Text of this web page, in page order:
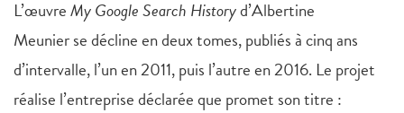
L’œuvreMy Google Search Historyd’Albertine
Meunier se décline en deux tomes, publiés à cinq ans
d’intervalle, l’un en 2011, puis l’autre en 2016. Le projet
réalise l’entreprise déclarée que promet son titre :